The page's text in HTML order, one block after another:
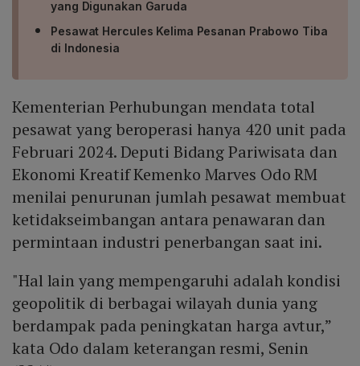
yang Digunakan Garuda
Pesawat Hercules Kelima Pesanan Prabowo Tiba
di Indonesia
Kementerian Perhubungan mendata total
pesawat yang beroperasi hanya 420 unit pada
Februari 2024. Deputi Bidang Pariwisata dan
Ekonomi Kreatif Kemenko Marves Odo RM
menilai penurunan jumlah pesawat membuat
ketidakseimbangan antara penawaran dan
permintaan industri penerbangan saat ini.
"Hal lain yang mempengaruhi adalah kondisi
geopolitik di berbagai wilayah dunia yang
berdampak pada peningkatan harga avtur,”
kata Odo dalam keterangan resmi, Senin